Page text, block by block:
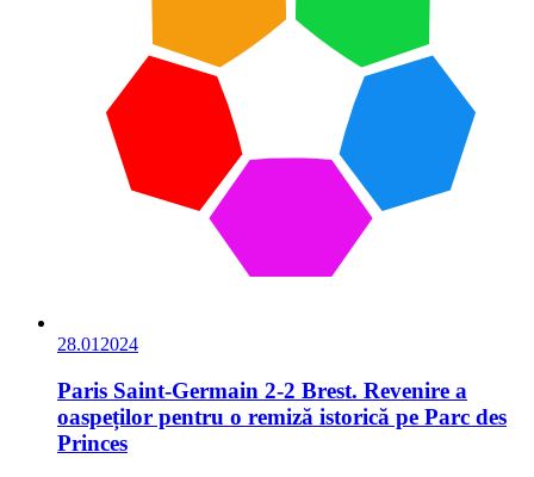
28.01 2024
Paris Saint-Germain 2-2 Brest. Revenire a
oaspeților pentru o remiză istorică pe Parc des
Princes